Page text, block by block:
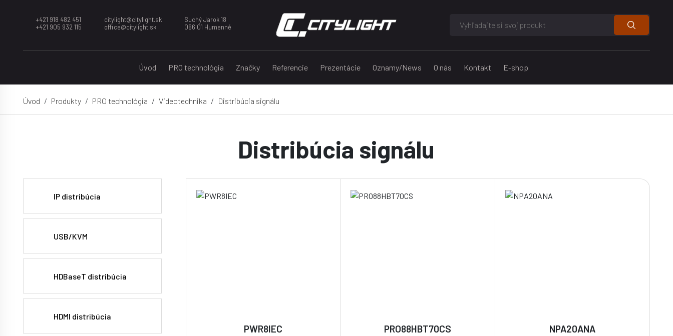
+421 918 482 451
+421 905 932 115
citylight@citylight.sk
office@citylight.sk
Suchý Jarok 18
066 01 Humenné
Úvod PRO technológia Značky Referencie Prezentácie Oznamy/News O nás Kontakt E-shop
Úvod Produkty PRO technológia Videotechnika Distribúcia signálu
Distribúcia signálu
IP distribúcia
USB/KVM
HDBaseT distribúcia
HDMI distribúcia
PWR8IEC PRO88HBT70CS NPA20ANA